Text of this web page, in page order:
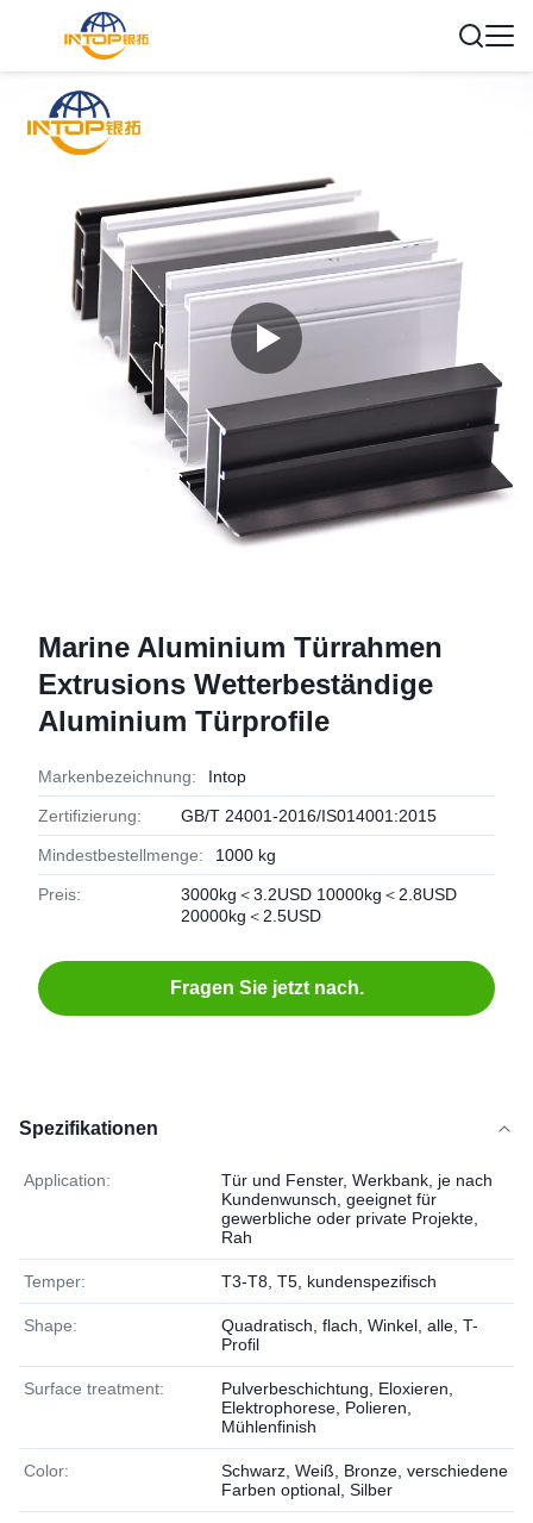
Marine Aluminium Türrahmen
Extrusions Wetterbeständige
Aluminium Türprofile
Markenbezeichnung: Intop
Zertifizierung: GB/T 24001-2016/IS014001:2015
Mindestbestellmenge: 1000 kg
Preis:
3000kg＜3.2USD 10000kg＜2.8USD
20000kg＜2.5USD
Fragen Sie jetzt nach.
Spezifikationen
Application:
Tür und Fenster, Werkbank, je nach
Kundenwunsch, geeignet für
gewerbliche oder private Projekte,
Rah
Temper: T3-T8, T5, kundenspezifisch
Shape:
Quadratisch, flach, Winkel, alle, T-
Profil
Surface treatment:
Pulverbeschichtung, Eloxieren,
Elektrophorese, Polieren,
Mühlenfinish
Color:
Schwarz, Weiß, Bronze, verschiedene
Farben optional, Silber